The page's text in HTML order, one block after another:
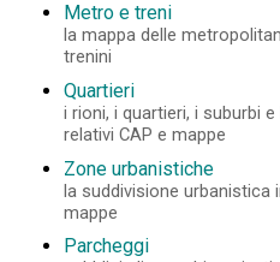
Metro e treni
la mappa delle
trenini
Quartieri
i rioni, i quartieri, i suburbi
relativi CAP e mappe
Zone urbanistiche
la suddivisione urbanistica
mappe
Parcheggi